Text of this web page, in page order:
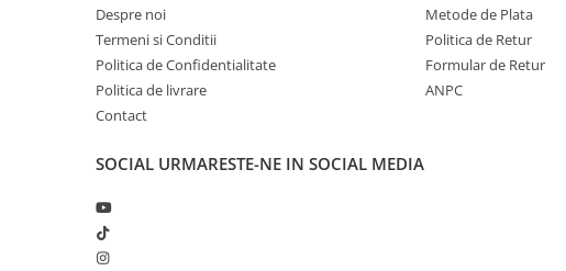
Despre noi
Termeni si Conditii
Politica de Confidentialitate
Politica de livrare
Contact
Metode de Plata
Politica de Retur
Formular de Retur
ANPC
SOCIAL URMARESTE-NE IN SOCIAL MEDIA